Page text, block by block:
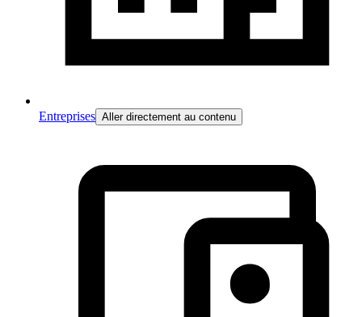
Entreprises Aller directement au contenu